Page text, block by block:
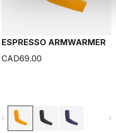
ESPRESSO ARMWARMER
CAD69.00
navigate_next